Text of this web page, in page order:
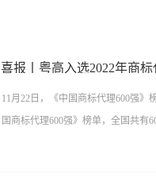
喜报丨粤高入选2022年商
11月22日，《中国商标代理600强
国商标代理600强》榜单，全国共有